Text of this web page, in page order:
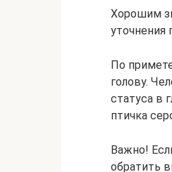
Хорошим
уточнения
По
голову.
статуса в
птичка
Важно!
обратить